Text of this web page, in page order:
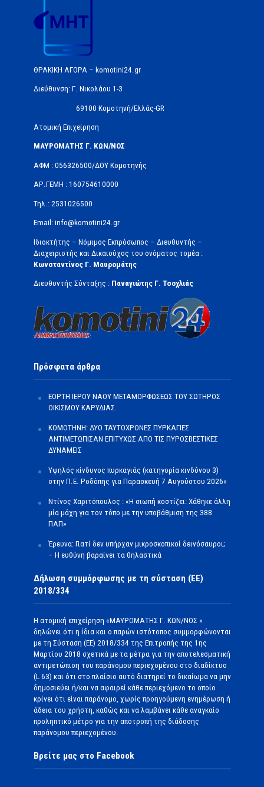
ΘΡΑΚΙΚΗ ΑΓΟΡΑ – komotini24.gr
Διεύθυνση: Γ. Νικολάου 1-3
69100 Κομοτηνή/Ελλάς-GR
Ατομική Επιχείρηση
ΜΑΥΡΟΜΑΤΗΣ Γ. ΚΩΝ/ΝΟΣ
ΑΦΜ : 056326500/ΔOΥ Κομοτηνής
ΑΡ.ΓΕΜΗ : 160754610000
Τηλ.: 2531026500
Email: info@komotini24.gr
Ιδιοκτήτης – Νόμιμος Εκπρόσωπος – Διευθυντής –
Διαχειριστής και Δικαιούχος του ονόματος τομέα :
Κωνσταντίνος Γ. Μαυρομάτης
Διευθυντής Σύνταξης : Παναγιώτης Γ. Τσοχλιάς
Πρόσφατα άρθρα
ΕΟΡΤΗ ΙΕΡΟΥ ΝΑΟΥ ΜΕΤΑΜΟΡΦΩΣΕΩΣ ΤΟΥ ΣΩΤΗΡΟΣ
ΟΙΚΙΣΜΟΥ ΚΑΡΥΔΙΑΣ.
ΚΟΜΟΤΗΝΗ: ΔΥΟ ΤΑΥΤΟΧΡΟΝΕΣ ΠΥΡΚΑΓΙΕΣ
ΑΝΤΙΜΕΤΩΠΙΣΑΝ ΕΠΙΤΥΧΩΣ ΑΠΟ ΤΙΣ ΠΥΡΟΣΒΕΣΤΙΚΕΣ
ΔΥΝΑΜΕΙΣ
Υψηλός κίνδυνος πυρκαγιάς (κατηγορία κινδύνου 3)
στην Π.Ε. Ροδόπης για Παρασκευή 7 Αυγούστου 2026»
Ντίνος Χαριτόπουλος : «Η σιωπή κοστίζει: Χάθηκε άλλη
μία μάχη για τον τόπο με την υποβάθμιση της 388
ΠΑΠ»
Έρευνα: Γιατί δεν υπήρχαν μικροσκοπικοί δεινόσαυροι;
– Η ευθύνη βαραίνει τα θηλαστικά
Δήλωση συμμόρφωσης με τη σύσταση (ΕΕ)
2018/334
Η ατομική επιχείρηση «ΜΑΥΡΟΜΑΤΗΣ Γ. ΚΩΝ/ΝΟΣ »
δηλώνει ότι η ίδια και ο παρών ιστότοπος συμμορφώνονται
με τη Σύσταση (ΕΕ) 2018/334 της Επιτροπής της 1ης
Μαρτίου 2018 σχετικά με τα μέτρα για την αποτελεσματική
αντιμετώπιση του παράνομου περιεχομένου στο διαδίκτυο
(L 63) και ότι στο πλαίσιο αυτό διατηρεί το δικαίωμα να μην
δημοσιεύει ή/και να αφαιρεί κάθε περιεχόμενο το οποίο
κρίνει ότι είναι παράνομο, χωρίς προηγούμενη ενημέρωση ή
άδεια του χρήστη, καθώς και να λαμβάνει κάθε αναγκαίο
προληπτικό μέτρο για την αποτροπή της διάδοσης
παράνομου περιεχομένου.
Βρείτε μας στο Facebook